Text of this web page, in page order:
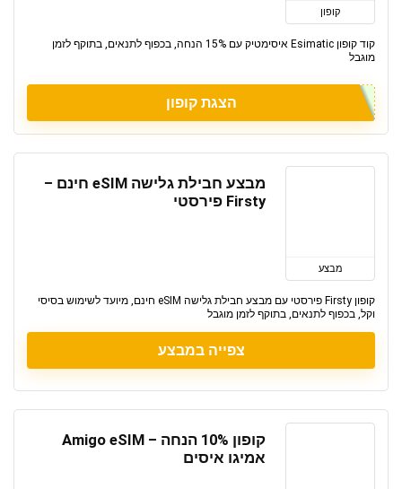
קופון
קוד קופון Esimatic איסימטיק עם 15% הנחה, בכפוף לתנאים, בתוקף לזמן
מוגבל
הצגת קופון
מבצע
מבצע חבילת גלישה eSIM חינם –
Firsty פירסטי
קופון Firsty פירסטי עם מבצע חבילת גלישה eSIM חינם, מיועד לשימוש בסיסי
וקל, בכפוף לתנאים, בתוקף לזמן מוגבל
צפייה במבצע
קופון 10% הנחה – Amigo eSIM
אמיגו איסים